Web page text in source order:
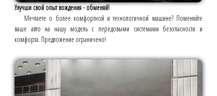
Улучши свой опыт вождения - обменяй!
Мечтаете о более комфортной и технологичной машине? Поменяйте
ваше авто на нашу модель с передовыми системами безопасности и
комфорта. Предложение ограничено!